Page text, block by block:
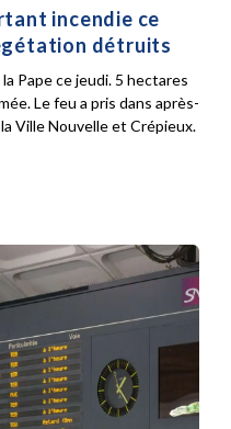
incendie ce
détruits
Pape ce jeudi. 5 hectares
Le feu a pris dans après-
Ville Nouvelle et Crépieux.